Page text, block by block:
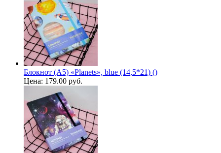
Блокнот (A5) «Planets», blue (14,5*21) ()
Цена: 179.00 руб.